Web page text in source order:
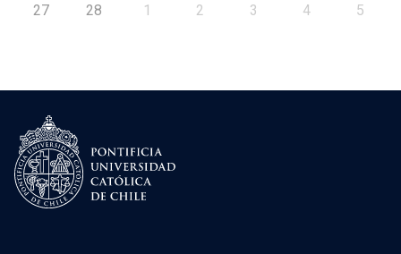
27 28 1 2 3 4 5